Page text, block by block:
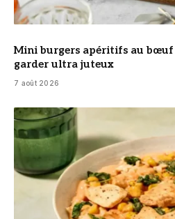
Mini burgers apéritifs au bœuf
garder ultra juteux
7 août 2026
© DR